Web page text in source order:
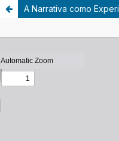
A Narrativa como